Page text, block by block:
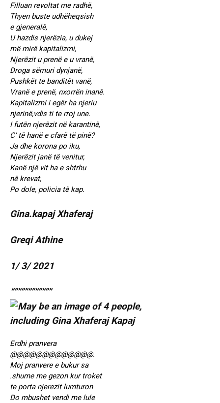
Filluan revoltat me radhë,
Thyen buste udhëheqsish
e gjeneralë,
U hazdis njerëzia, u dukej
më mirë kapitalizmi,
Njerëzit u prenë e u vranë,
Droga sëmuri dynjanë,
Pushkët te banditët vanë,
Vranë e prenë, nxorrën inanë.
Kapitalizmi i egër ha njeriu
njerinë,vdis ti te rroj une.
I futën njerëzit në karantinë,
C’ të hanë e cfarë të pinë?
Ja dhe korona po iku,
Njerëzit janë të venitur,
Kanë një vit ha e shtrhu
në krevat,
Po dole, policia të kap.
Gina.kapaj Xhaferaj
Greqi Athine
1/ 3/ 2021
“”””””””””””
Erdhi pranvera
@@@@@@@@@@@@@.
Moj pranvere e bukur sa
.shume me gezon kur troket
te porta njerezit lumturon
Do mbushet vendi me lule